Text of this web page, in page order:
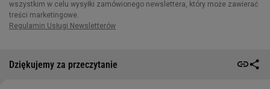
Dziękujemy za przeczytanie